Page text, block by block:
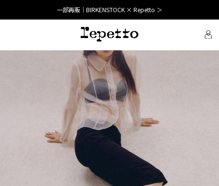
新着｜FALL WINTER 2026 ＞